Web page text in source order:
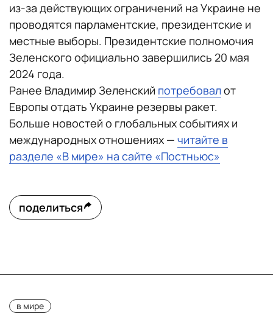
из-за действующих ограничений на Украине не
проводятся парламентские, президентские и
местные выборы. Президентские полномочия
Зеленского официально завершились 20 мая
2024 года.
Ранее Владимир Зеленский потребовалот
Европы отдать Украине резервы ракет.
Больше новостей о глобальных событиях и
международных отношениях — читайте в
разделе «В мире» на сайте «Постньюс»
поделиться
в мире